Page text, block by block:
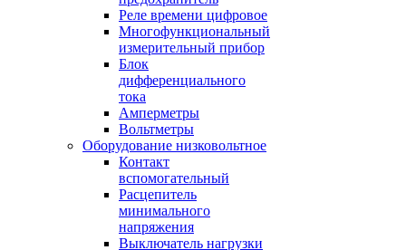
Реле времени цифровое
Многофункциональный
измерительный прибор
Блок
дифференциального
тока
Амперметры
Вольтметры
Оборудование низковольтное
Контакт
вспомогательный
Расцепитель
минимального
напряжения
Выключатель нагрузки